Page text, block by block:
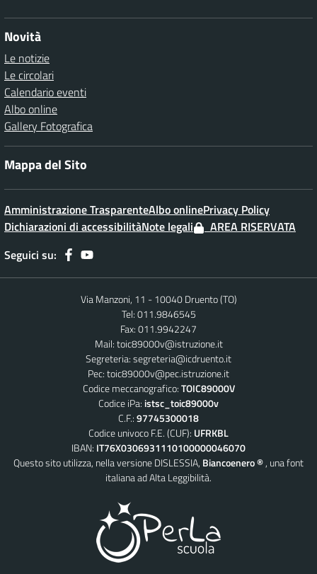
Novità
Le notizie
Le circolari
Calendario eventi
Albo online
Gallery Fotografica
Mappa del Sito
Amministrazione TrasparenteAlbo onlinePrivacy Policy
Dichiarazioni di accessibilitàNote legali
AREA RISERVATA
Seguici su:
Via Manzoni, 11 - 10040 Druento (TO)
Tel: 011.9846545
Fax: 011.9942247
Mail:toic89000v@istruzione.it
Segreteria:segreteria@icdruento.it
Pec:toic89000v@pec.istruzione.it
Codice meccanografico:TOIC89000V
Codice iPa: istsc_toic89000v
C.F.:97745300018
Codice univoco F.E. (CUF): UFRKBL
IBAN: IT76X0306931110100000046070
Questo sito utilizza, nella versione DISLESSIA, Biancoenero ®, una font
italiana ad Alta Leggibilità.